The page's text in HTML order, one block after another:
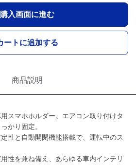
購入画面に進む
ートに追加する
商品説明
スマホホルダー。エアコン取り付けタ
かり固定。
性と自動開閉機能搭載で、運転中のス
性を兼ね備え、あらゆる車内インテリ